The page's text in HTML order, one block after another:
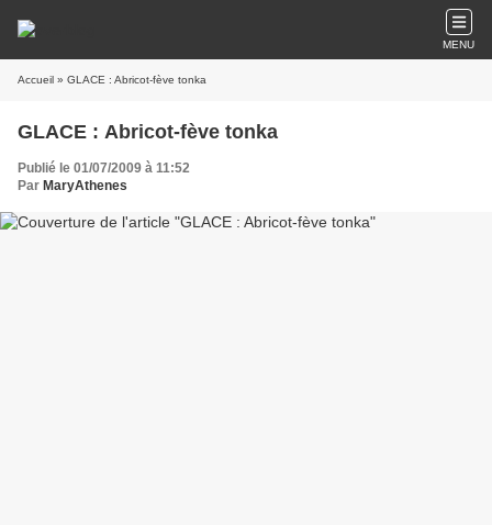
MENU
Accueil » GLACE : Abricot-fève tonka
GLACE : Abricot-fève tonka
Publié le 01/07/2009 à 11:52
Par MaryAthenes